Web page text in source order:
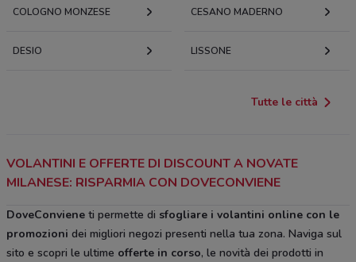
COLOGNO MONZESE CESANO MADERNO
DESIO LISSONE
Tutte le città
VOLANTINI E OFFERTE DI DISCOUNT A NOVATE
MILANESE: RISPARMIA CON DOVECONVIENE
DoveConviene ti permette di sfogliare i volantini online con le
promozioni dei migliori negozi presenti nella tua zona. Naviga sul
sito e scopri le ultime offerte in corso, le novità dei prodotti in